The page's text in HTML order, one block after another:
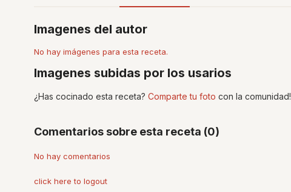
Imagenes del autor
No hay imágenes para esta receta.
Imagenes subidas por los usarios
¿Has cocinado esta receta? Comparte tu foto con la comunidad!
Comentarios sobre esta receta (0)
No hay comentarios
click here to logout